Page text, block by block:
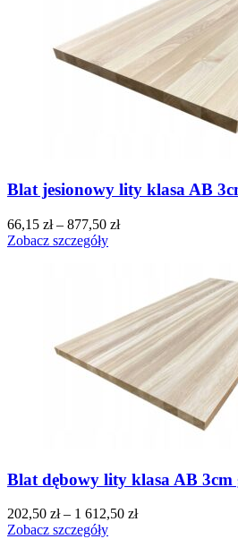
Blat jesionowy lity klasa AB
66,15 zł– 877,50 zł
Zobacz szczegóły
Blat dębowy lity klasa AB 3cm
202,50 zł– 1 612,50 zł
Zobacz szczegóły